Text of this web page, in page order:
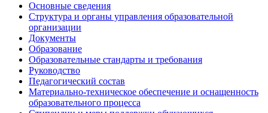
Основные сведения
Структура и органы управления образовательной
организации
Документы
Образование
Образовательные стандарты и требования
Руководство
Педагогический состав
Материально-техническое обеспечение и оснащенность
образовательного процесса